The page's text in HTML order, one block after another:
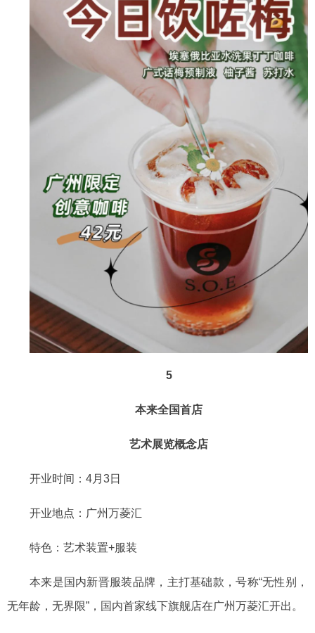
5
本来全国首店
艺术展览概念店
开业时间： 4月3日
开业地点：广州万菱汇
特色：艺术装置+服装
本来是国内新晋服装品牌，主打基础款，号称“无性别，
无年龄，无界限”，国内首家线下旗舰店在广州万菱汇开出。